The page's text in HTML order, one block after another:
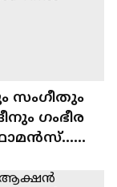
സംഗീതും
ഗംഭീര